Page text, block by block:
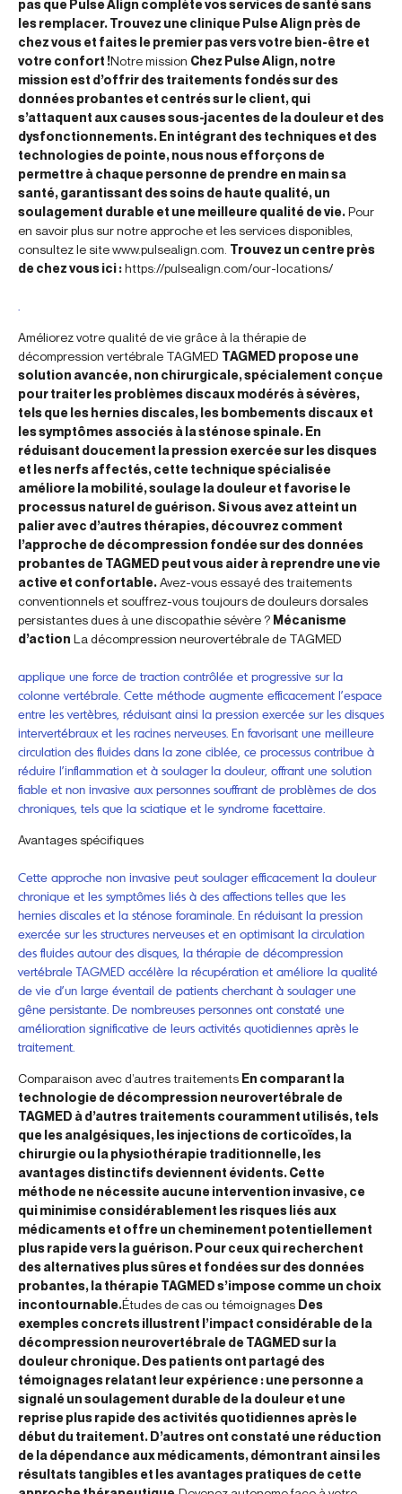
pas que Pulse Align complète vos services de santé sans
les remplacer. Trouvez une clinique Pulse Align près de
chez vous et faites le premier pas vers votre bien-être et
votre confort !Notre mission Chez Pulse Align, notre
mission est d’offrir des traitements fondés sur des
données probantes et centrés sur le client, qui
s’attaquent aux causes sous-jacentes de la douleur et des
dysfonctionnements. En intégrant des techniques et des
technologies de pointe, nous nous efforçons de
permettre à chaque personne de prendre en main sa
santé, garantissant des soins de haute qualité, un
soulagement durable et une meilleure qualité de vie.Pour
en savoir plus sur notre approche et les services disponibles,
consultez le site www.pulsealign.com. Trouvez un centre près
de chez vous ici :https://pulsealign.com/our-locations/
Améliorez votre qualité de vie grâce à la thérapie de
décompression vertébrale TAGMED TAGMED propose une
solution avancée, non chirurgicale, spécialement conçue
pour traiter les problèmes discaux modérés à sévères,
tels que les hernies discales, les bombements discaux et
les symptômes associés à la sténose spinale. En
réduisant doucement la pression exercée sur les disques
et les nerfs affectés, cette technique spécialisée
améliore la mobilité, soulage la douleur et favorise le
processus naturel de guérison. Si vous avez atteint un
palier avec d’autres thérapies, découvrez comment
l’approche de décompression fondée sur des données
probantes de TAGMED peut vous aider à reprendre une vie
active et confortable.Avez-vous essayé des traitements
conventionnels et souffrez-vous toujours de douleurs dorsales
persistantes dues à une discopathie sévère ? Mécanisme
d’action La décompression neurovertébrale de TAGMED
applique une force de traction contrôlée et progressive sur la
colonne vertébrale. Cette méthode augmente efficacement l’espace
entre les vertèbres, réduisant ainsi la pression exercée sur les disques
intervertébraux et les racines nerveuses. En favorisant une meilleure
circulation des fluides dans la zone ciblée, ce processus contribue à
réduire l’inflammation et à soulager la douleur, offrant une solution
fiable et non invasive aux personnes souffrant de problèmes de dos
chroniques, tels que la sciatique et le syndrome facettaire.
Avantages spécifiques
Cette approche non invasive peut soulager efficacement la douleur
chronique et les symptômes liés à des affections telles que les
hernies discales et la sténose foraminale. En réduisant la pression
exercée sur les structures nerveuses et en optimisant la circulation
des fluides autour des disques, la thérapie de décompression
vertébrale TAGMED accélère la récupération et améliore la qualité
de vie d’un large éventail de patients cherchant à soulager une
gêne persistante. De nombreuses personnes ont constaté une
amélioration significative de leurs activités quotidiennes après le
traitement.
Comparaison avec d’autres traitements En comparant la
technologie de décompression neurovertébrale de
TAGMED à d’autres traitements couramment utilisés, tels
que les analgésiques, les injections de corticoïdes, la
chirurgie ou la physiothérapie traditionnelle, les
avantages distinctifs deviennent évidents. Cette
méthode ne nécessite aucune intervention invasive, ce
qui minimise considérablement les risques liés aux
médicaments et offre un cheminement potentiellement
plus rapide vers la guérison. Pour ceux qui recherchent
des alternatives plus sûres et fondées sur des données
probantes, la thérapie TAGMED s’impose comme un choix
incontournable.Études de cas ou témoignages Des
exemples concrets illustrent l’impact considérable de la
décompression neurovertébrale de TAGMED sur la
douleur chronique. Des patients ont partagé des
témoignages relatant leur expérience : une personne a
signalé un soulagement durable de la douleur et une
reprise plus rapide des activités quotidiennes après le
début du traitement. D’autres ont constaté une réduction
de la dépendance aux médicaments, démontrant ainsi les
résultats tangibles et les avantages pratiques de cette